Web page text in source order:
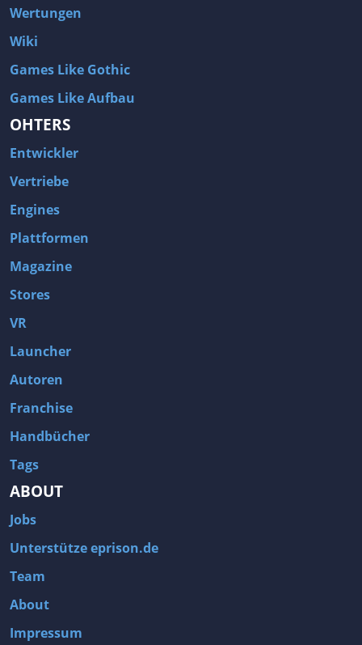
Wertungen
Wiki
Games Like Gothic
Games Like Aufbau
OHTERS
Entwickler
Vertriebe
Engines
Plattformen
Magazine
Stores
VR
Launcher
Autoren
Franchise
Handbücher
Tags
ABOUT
Jobs
Unterstütze eprison.de
Team
About
Impressum